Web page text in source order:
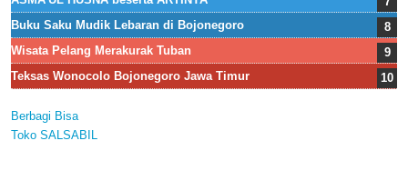
Buku Saku Mudik Lebaran di Bojonegoro
Wisata Pelang Merakurak Tuban
Teksas Wonocolo Bojonegoro Jawa Timur
Berbagi Bisa
Toko SALSABIL